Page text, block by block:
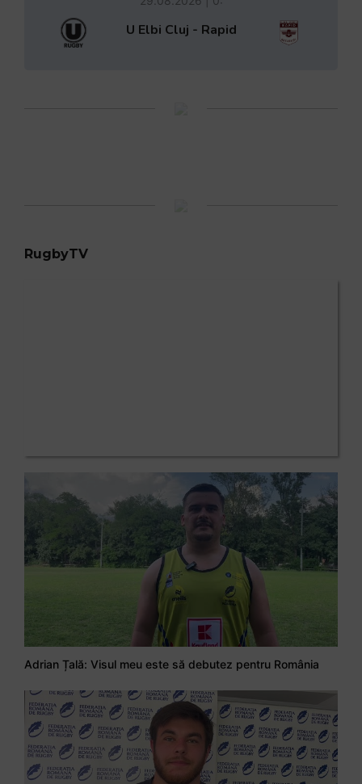
U Elbi Cluj - Rapid
RugbyTV
Adrian Țală: Visul meu este să debutez pentru România